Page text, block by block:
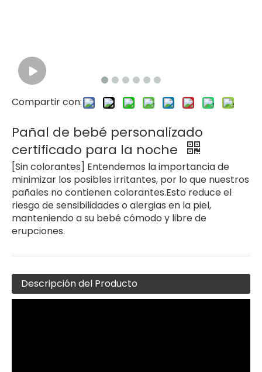
Compartir con:
Pañal de bebé personalizado
certificado para la noche
[Sin colorantes] Entendemos la importancia de
minimizar los posibles irritantes, por lo que nuestros
pañales no contienen colorantes.Esto reduce el
riesgo de sensibilidades o alergias en la piel,
manteniendo a su bebé cómodo y libre de
erupciones.
Descripción del Producto